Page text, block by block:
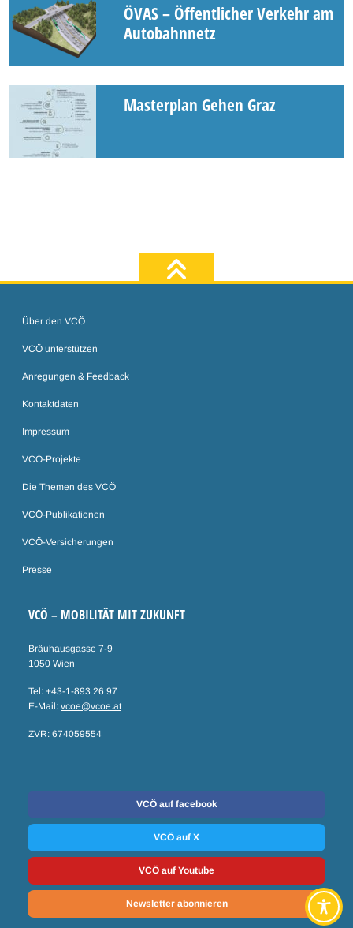
ÖVAS – Öffentlicher Verkehr am
Autobahnnetz
Masterplan Gehen Graz
Über den VCÖ
VCÖ unterstützen
Anregungen & Feedback
Kontaktdaten
Impressum
VCÖ-Projekte
Die Themen des VCÖ
VCÖ-Publikationen
VCÖ-Versicherungen
Presse
VCÖ – MOBILITÄT MIT ZUKUNFT
Bräuhausgasse 7-9
1050 Wien
Tel: +43-1-893 26 97
E-Mail: vcoe@vcoe.at
ZVR: 674059554
VCÖ auf facebook
VCÖ auf X
VCÖ auf Youtube
Newsletter abonnieren